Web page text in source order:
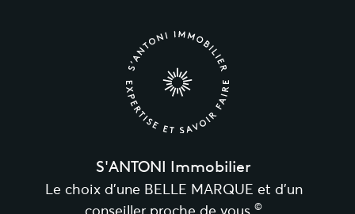
S'ANTONI Immobilier
Le choix d’une BELLE MARQUE et d’un
©